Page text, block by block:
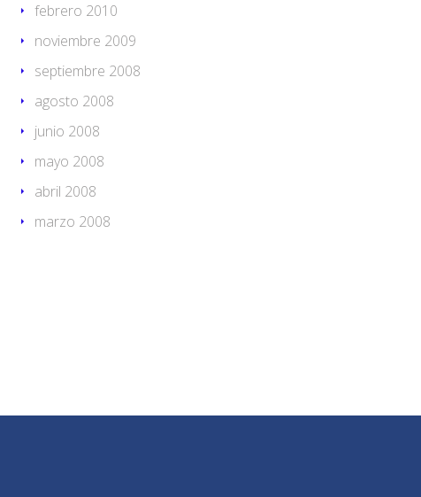
febrero 2010
noviembre 2009
septiembre 2008
agosto 2008
junio 2008
mayo 2008
abril 2008
marzo 2008